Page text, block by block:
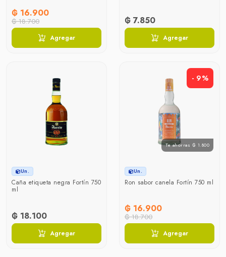
₲ 16.900
₲ 18.700
Agregar
₲ 7.850
Agregar
Un.
Caña etiqueta negra Fortín 750
ml
₲ 18.100
Agregar
Te ahorras ₲ 1.800
- 9%
Un.
Ron sabor canela Fortín 750 ml
₲ 16.900
₲ 18.700
Agregar